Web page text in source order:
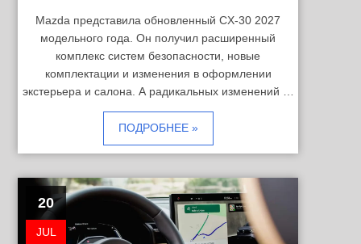
Mazda представила обновленный CX-30 2027
модельного года. Он получил расширенный
комплекс систем безопасности, новые
комплектации и изменения в оформлении
экстерьера и салона. А радикальных изменений …
ПОДРОБНЕЕ »
20
JUL